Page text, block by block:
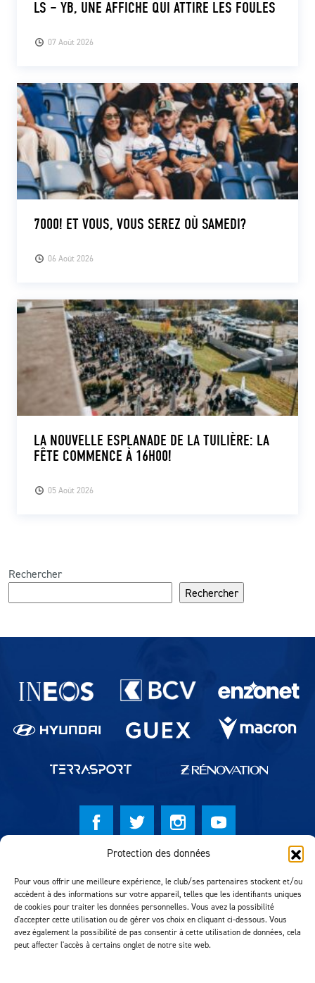
Protection des données
Pour vous offrir une meilleure expérience, le club/ses partenaires stockent et/ou
accèdent à des informations sur votre appareil, telles que les identifiants uniques
de cookies pour traiter les données personnelles. Vous avez la possibilité
d'accepter cette utilisation ou de gérer vos choix en cliquant ci-dessous. Vous
avez également la possibilité de pas consentir à cette utilisation de données, cela
peut affecter l'accès à certains onglet de notre site web.
07 Août 2026
LS – YB, UNE AFFICHE QUI ATTIRE LES FOULES
06 Août 2026
7000! ET VOUS, VOUS SEREZ OÙ SAMEDI?
05 Août 2026
LA NOUVELLE ESPLANADE DE LA TUILIÈRE: LA
FÊTE COMMENCE À 16H00!
Rechercher
Rechercher
Partenaires du lausanne-Sport
Réalisation MTM Agency